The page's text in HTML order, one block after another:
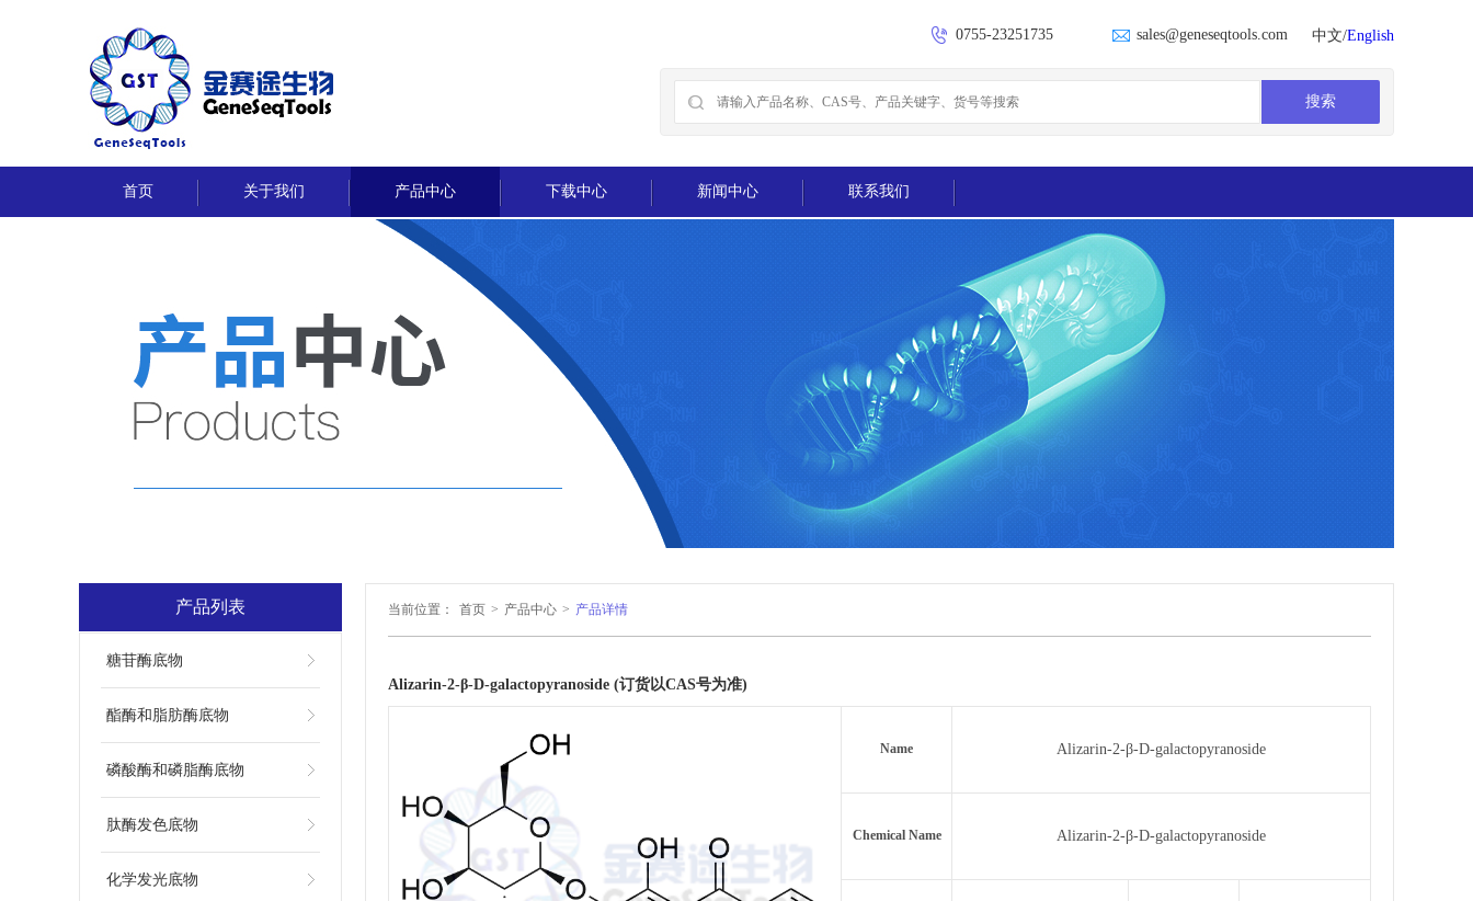
0755-23251735 sales@geneseqtools.com 中文/English
首页 关于我们 产品中心 下载中心 新闻中心 联系我们
产品列表
糖苷酶底物
酯酶和脂肪酶底物
磷酸酶和磷脂酶底物
肽酶发色底物
化学发光底物
当前位置： 首页 > 产品中心 > 产品详情
Alizarin-2-β-D-galactopyranoside (订货以CAS号为准)
Name Alizarin-2-β-D-galactopyranoside
Chemical Name Alizarin-2-β-D-galactopyranoside